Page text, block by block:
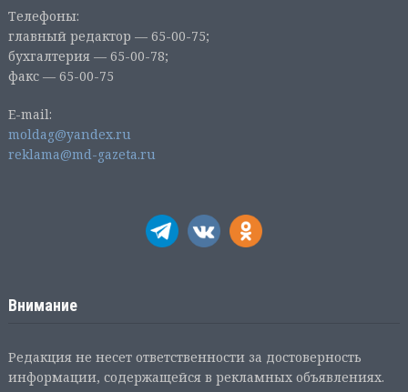
Телефоны:
главный редактор — 65-00-75;
бухгалтерия — 65-00-78;
факс — 65-00-75
E-mail:
moldag@yandex.ru
reklama@md-gazeta.ru
Внимание
Редакция не несет ответственности за достоверность
информации, содержащейся в рекламных объявлениях.